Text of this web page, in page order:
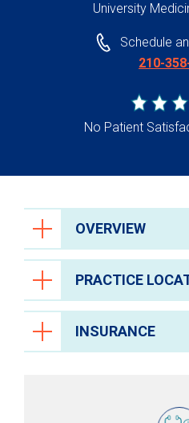
University
Schedule
210-
No Patient
OVERVIEW
PRACTICE
INSURANCE